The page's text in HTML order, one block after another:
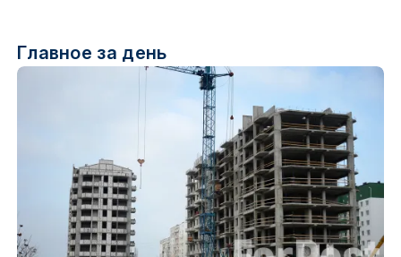
Главное за день